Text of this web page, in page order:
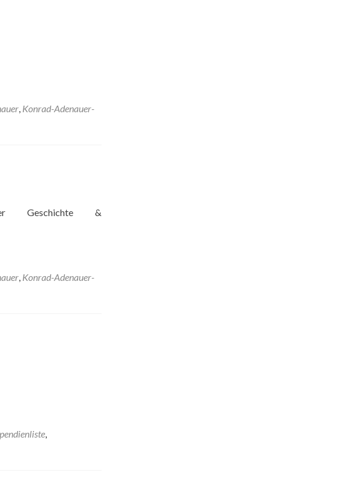
, Konrad-Adenauer-
Geschichte &
, Konrad-Adenauer-
,